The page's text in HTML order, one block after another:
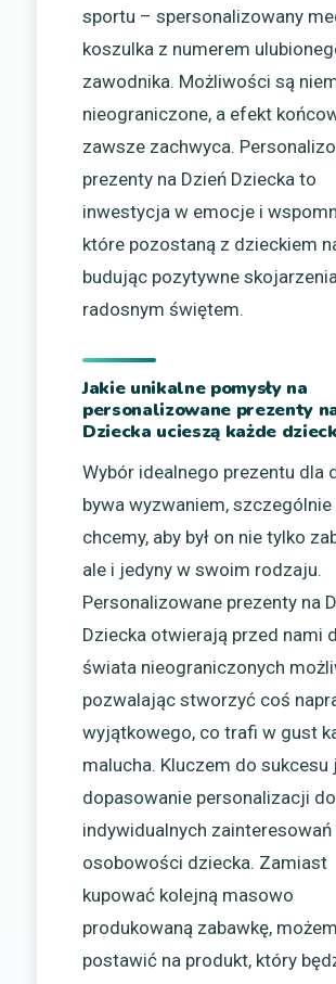
sportu – spersonalizowany
koszulka z numerem
zawodnika. Możliwości są
nieograniczone, a efekt
zawsze zachwyca.
prezenty na Dzień Dziecka to
inwestycja w emocje i
które pozostaną z dzieckiem
budując pozytywne
radosnym świętem.
Jakie unikalne pomysły na
personalizowane prezenty
Dziecka ucieszą każde
Wybór idealnego prezentu dla
bywa wyzwaniem, szczególnie
chcemy, aby był on nie tylko
ale i jedyny w swoim rodzaju.
Personalizowane prezenty na
Dziecka otwierają przed nami
świata nieograniczonych
pozwalając stworzyć coś
wyjątkowego, co trafi w gust
malucha. Kluczem do sukcesu
dopasowanie personalizacji do
indywidualnych zainteresowań
osobowości dziecka. Zamiast
kupować kolejną masowo
produkowaną zabawkę,
postawić na produkt, który